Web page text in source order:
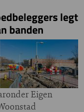
legt
banden
Eigen